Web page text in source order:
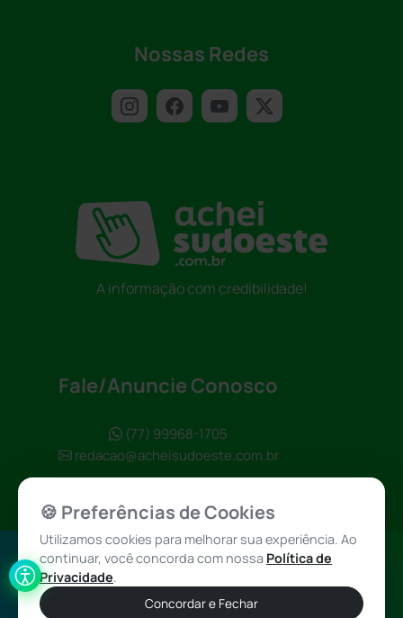
Nossas Redes
A informação com credibilidade!
Fale/Anuncie Conosco
(77) 99968-1705
redacao@acheisudoeste.com.br
Política de
Privacidade
Achei Sudoeste
© 2026 - Todos
os direitos
🍪 Preferências de Cookies
Utilizamos cookies para melhorar sua experiência. Ao
continuar, você concorda com nossa Política de
Privacidade.
Concordar e Fechar